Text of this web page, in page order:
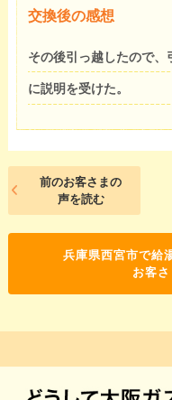
交換後の感想
その後引っ越したので
に説明を受けた。
前のお客さまの
声を読む
兵庫県西宮市で給
お客